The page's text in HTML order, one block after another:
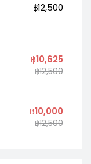
฿12,500
฿10,625
฿12,500
฿10,000
฿12,500